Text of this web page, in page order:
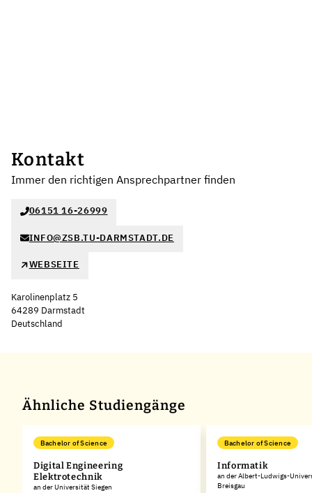
Kontakt
Immer den richtigen Ansprechpartner finden
06151 16-26999
INFO@ZSB.TU-DARMSTADT.DE
WEBSEITE
Karolinenplatz 5
64289 Darmstadt
Deutschland
Ähnliche Studiengänge
Bachelor of Science
Digital Engineering
Elektrotechnik
an der Universität Siegen
Bachelor of Science
Informatik
an der Albert-Ludwigs-
Breisgau